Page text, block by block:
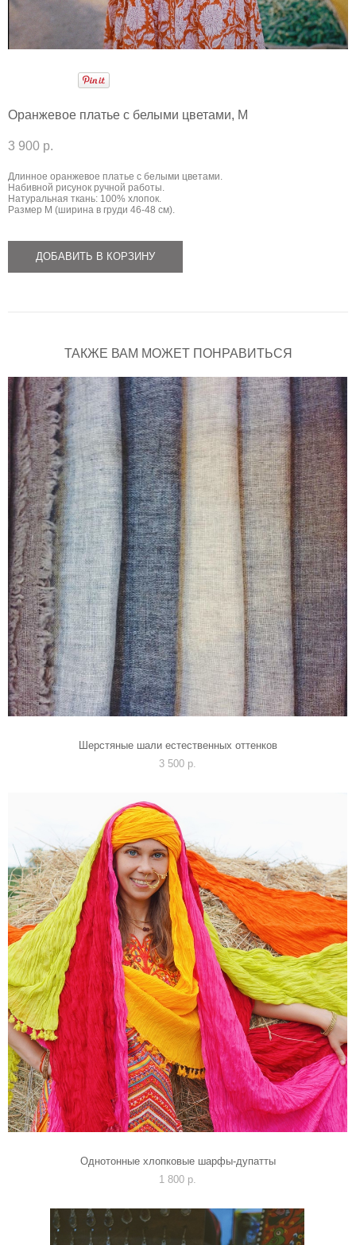
Оранжевое платье с белыми цветами, М
3 900 p.
Длинное оранжевое платье с белыми цветами.
Набивной рисунок ручной работы.
Натуральная ткань: 100% хлопок.
Размер М (ширина в груди 46-48 см).
ДОБАВИТЬ В КОРЗИНУ
ТАКЖЕ ВАМ МОЖЕТ ПОНРАВИТЬСЯ
Шерстяные шали естественных оттенков
3 500 p.
Однотонные хлопковые шарфы-дупатты
1 800 p.